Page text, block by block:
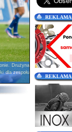
Drużyna
dla zespołu
REKLAMA
REKLAMA